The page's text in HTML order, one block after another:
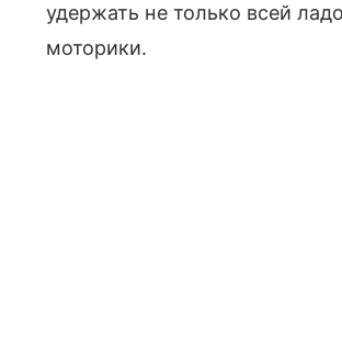
удержать не только всей
моторики.